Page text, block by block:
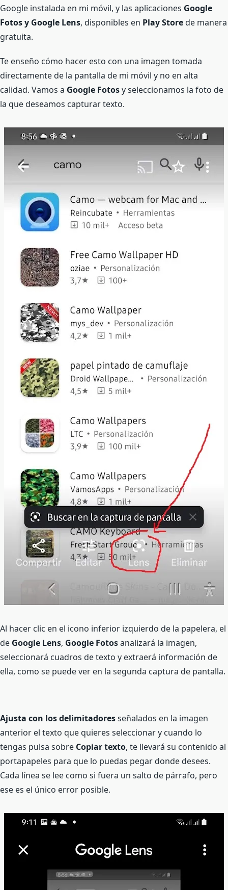
Google instalada en mi móvil, y las aplicaciones Google
Fotos y Google Lens, disponibles en Play Storede manera
gratuita.
Te enseño cómo hacer esto con una imagen tomada
directamente de la pantalla de mi móvil y no en alta
calidad. Vamos a Google Fotosy seleccionamos la foto de
la que deseamos capturar texto.
Al hacer clic en el icono inferior izquierdo de la papelera, el
de Google Lens, Google Fotosanalizará la imagen,
seleccionará cuadros de texto y extraerá información de
ella, como se puede ver en la segunda captura de pantalla.
Ajusta con los delimitadoresseñalados en la imagen
anterior el texto que quieres seleccionar y cuando lo
tengas pulsa sobre Copiar texto, te llevará su contenido al
portapapeles para que lo puedas pegar donde desees.
Cada línea se lee como si fuera un salto de párrafo, pero
ese es el único error posible.